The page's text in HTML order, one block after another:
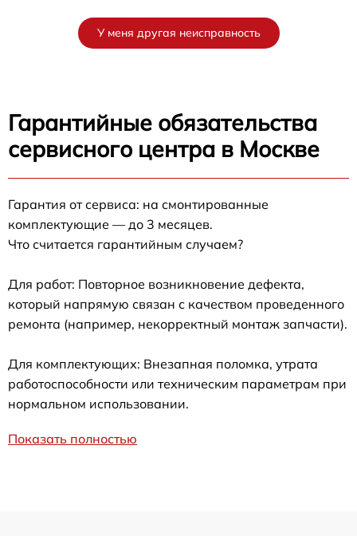
У меня другая неисправность
Гарантийные обязательства
сервисного центра в Москве
Гарантия от сервиса: на смонтированные
комплектующие — до 3 месяцев.
Что считается гарантийным случаем?
Для работ: Повторное возникновение дефекта,
который напрямую связан с качеством проведенного
ремонта (например, некорректный монтаж запчасти).
Для комплектующих: Внезапная поломка, утрата
работоспособности или техническим параметрам при
нормальном использовании.
Показать полностью